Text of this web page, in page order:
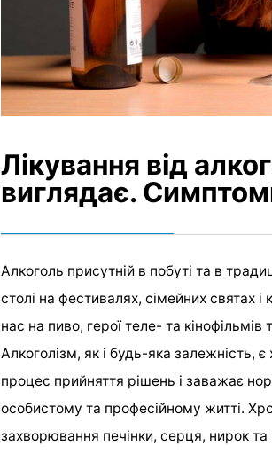
Лікування від
виглядає.
Алкоголь присутній в побуті та в
столі на фестивалях, сімейних святах
нас на пиво, герої теле- та
Алкоголізм, як і будь-яка
процес прийняття рішень і заважає
особистому та професійному житті.
захворювання печінки, серця, нирок